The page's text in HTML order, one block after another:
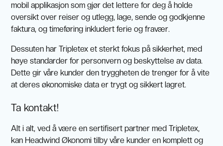
mobil applikasjon som gjør det lettere for deg å holde
oversikt over reiser og utlegg, lage, sende og godkjenne
faktura, og timeføring inkludert ferie og fravær.
Dessuten har Tripletex et sterkt fokus på sikkerhet, med
høye standarder for personvern og beskyttelse av data.
Dette gir våre kunder den tryggheten de trenger for å vite
at deres økonomiske data er trygt og sikkert lagret.
Ta kontakt!
Alt i alt, ved å være en sertifisert partner med Tripletex,
kan Headwind Økonomi tilby våre kunder en komplett og